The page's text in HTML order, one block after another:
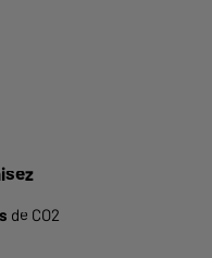
de CO2